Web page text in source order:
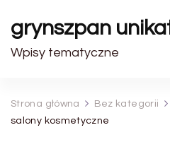
grynszpan
Wpisy tematyczne
Strona główna Bez kategorii
salony kosmetyczne